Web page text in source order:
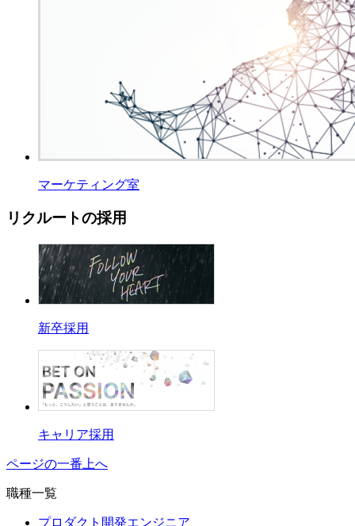
マーケティング室
リクルートの採用
新卒採用
キャリア採用
ページの一番上へ
職種一覧
プロダクト開発エンジニア